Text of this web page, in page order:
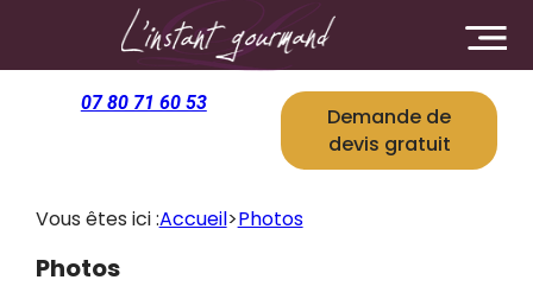
07 80 71 60 53
Demande de
devis gratuit
Vous êtes ici :Accueil>Photos
Photos
Panneau de gestion des cookies